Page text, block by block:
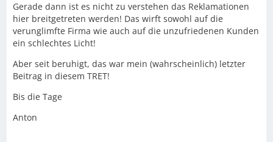
Gerade dann ist es nicht zu verstehen das Reklamationen
hier breitgetreten werden! Das wirft sowohl auf die
verunglimfte Firma wie auch auf die unzufriedenen Kunden
ein schlechtes Licht!
Aber seit beruhigt, das war mein (wahrscheinlich) letzter
Beitrag in diesem TRET!
Bis die Tage
Anton